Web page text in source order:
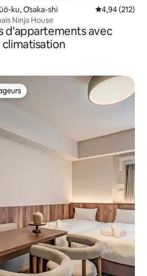
ku, Ōsaka-shi Évaluation
4,94 (212)
Ninja House
d'appartements avec
climatisation